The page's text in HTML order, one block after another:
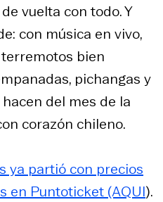
vuelta con todo. Y
con música en vivo,
bien
pichangas y
del mes de la
corazón chileno.
ya partió con precios
en Puntoticket (AQUI).